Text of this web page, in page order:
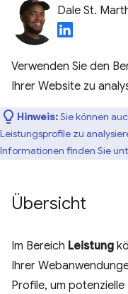
Dale St.
Verwenden Sie den
Ihrer Website zu
Hinweis:Sie können
Leistungsprofile zu
Informationen finden Sie
Übersicht
Im Bereich Leistung
Ihrer
Profile, um